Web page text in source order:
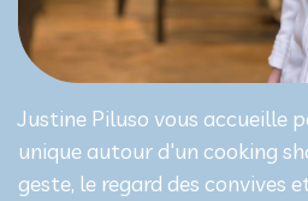
Justine Piluso vous accueille
unique autour d'un cooking
geste, le regard des convives